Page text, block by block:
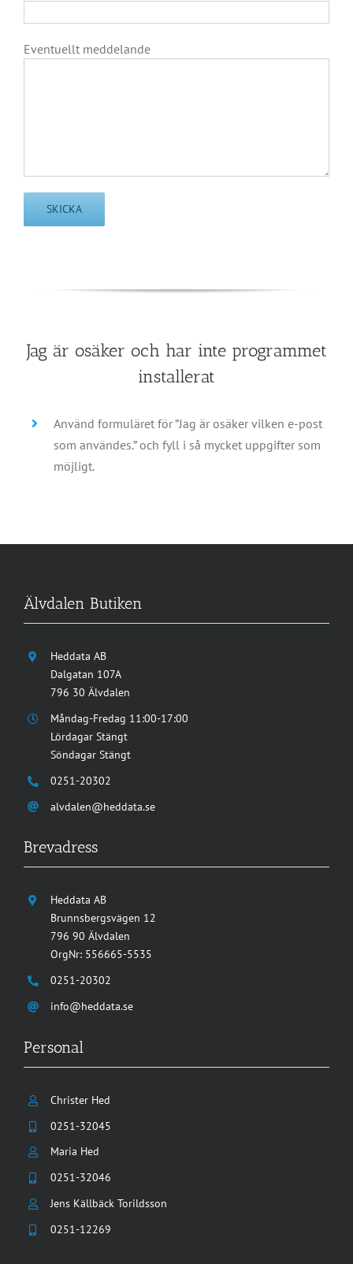
Eventuellt meddelande
Jag är osäker och har inte programmet
installerat
Använd formuläret för ”Jag är osäker vilken e-post
som användes.” och fyll i så mycket uppgifter som
möjligt.
Älvdalen Butiken
Heddata AB
Dalgatan 107A
796 30 Älvdalen
Måndag-Fredag 11:00-17:00
Lördagar Stängt
Söndagar Stängt
0251-20302
alvdalen@heddata.se
Brevadress
Heddata AB
Brunnsbergsvägen 12
796 90 Älvdalen
OrgNr: 556665-5535
0251-20302
info@heddata.se
Personal
Christer Hed
0251-32045
Maria Hed
0251-32046
Jens Källbäck Torildsson
0251-12269